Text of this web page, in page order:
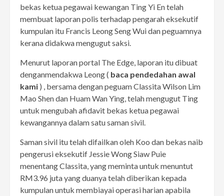
bekas ketua pegawai kewangan Ting Yi En telah
membuat laporan polis terhadap pengarah eksekutif
kumpulan itu Francis Leong Seng Wui dan peguamnya
kerana didakwa mengugut saksi.
Menurut laporan portal The Edge, laporan itu dibuat
denganmendakwa Leong ( baca pendedahan awal
kami ) , bersama dengan peguam Classita Wilson Lim
Mao Shen dan Huam Wan Ying, telah mengugut Ting
untuk mengubah afidavit bekas ketua pegawai
kewangannya dalam satu saman sivil.
Saman sivil itu telah difailkan oleh Koo dan bekas naib
pengerusi eksekutif Jessie Wong Siaw Puie
menentang Classita, yang meminta untuk menuntut
RM3.96 juta yang duanya telah diberikan kepada
kumpulan untuk membiayai operasi harian apabila